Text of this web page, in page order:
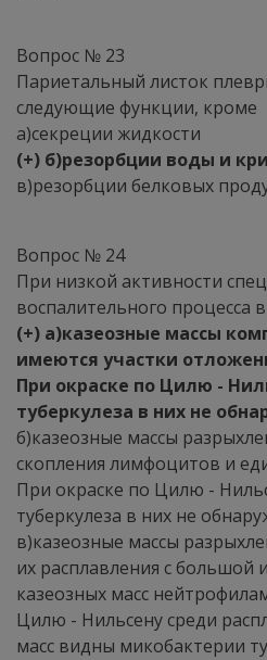
Вопрос № 23
Париетальный листок
следующие функции, кроме
а)секреции жидкости
(+) б)резорбции воды и
в)резорбции белковых
Вопрос № 24
При низкой активности
воспалительного процесса
(+) а)казеозные массы
имеются участки
При окраске по Цилю -
туберкулеза в них не
б)казеозные массы
скопления лимфоцитов и
При окраске по Цилю -
туберкулеза в них не
в)казеозные массы
их расплавления с большой
казеозных масс
Цилю - Нильсену среди
масс видны микобактерии